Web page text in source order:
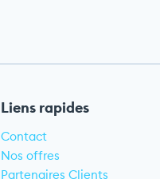
Liens rapides
Contact
Nos offres
Partenaires Clients